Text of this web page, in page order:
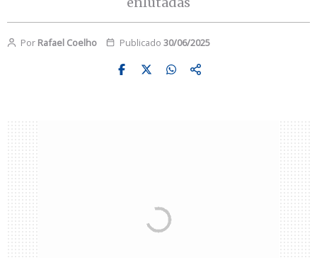
Por Rafael Coelho Publicado 30/06/2025